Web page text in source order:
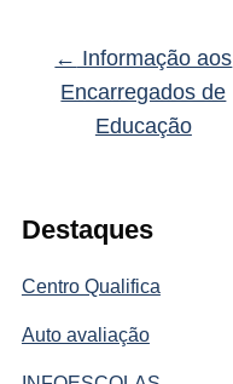
Destaques
Centro Qualifica
Auto avaliação
← Informação aos
Encarregados de
Educação